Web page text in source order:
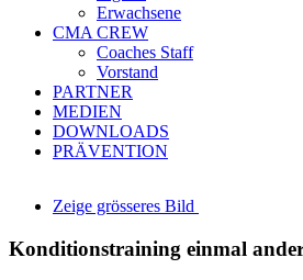
Erwachsene
CMA CREW
Coaches Staff
Vorstand
PARTNER
MEDIEN
DOWNLOADS
PRÄVENTION
Zeige grösseres Bild
Konditionstraining einmal